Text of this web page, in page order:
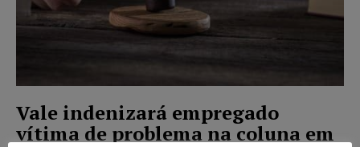
Vale indenizará empregado
vítima de problema na coluna em